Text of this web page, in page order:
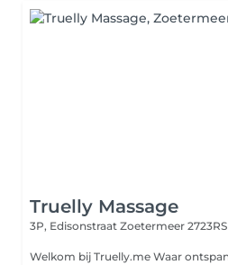
Truelly Massage
3P, Edisonstraat Zoetermeer 2723RS
Welkom bij Truelly.me Waar ontspanning en verbinding